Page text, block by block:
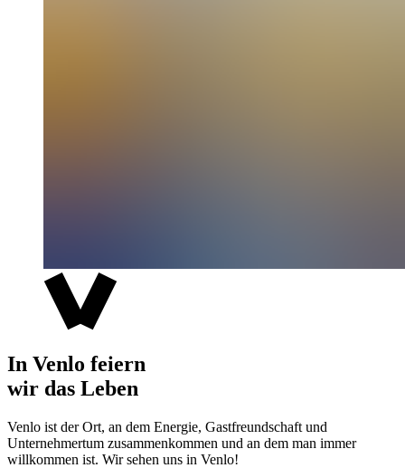
In Venlo feiern
wir das Leben
Venlo ist der Ort, an dem Energie, Gastfreundschaft und
Unternehmertum zusammenkommen und an dem man immer
willkommen ist. Wir sehen uns in Venlo!